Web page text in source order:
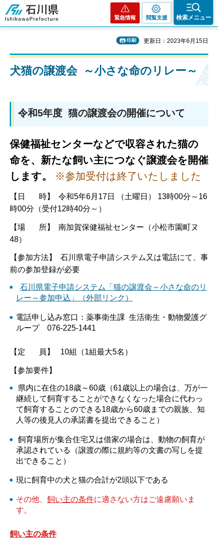
石川県
緊急情報 閲覧支援 検索メニュー
印刷 更新日：2023年6月15日
犬猫の譲渡会 ～小さな命のリレー～
令和5年度 猫の譲渡会の開催について
保健福祉センターなどで収容された猫の
命を、 新たな飼い主につなぐ譲渡会を開催
します。
※参加受付は終了いたしました
【日 時】 令和5年6月17日 （土曜日） 13時00分～16
時00分（受付12時40分～）
【場 所】 南加賀保健福祉センター（小松市園町ヌ
48）
【参加方法】 石川県電子申請システム又は電話にて、事
前の参加登録が必要
石川県電子申請システム「猫の譲渡会～小さな命のリ
レー～参加申込」（外部リンク）
電話申し込み窓口：薬事衛生課 生活衛生・動物愛護グ
ループ 076-225-1441
【定 員】 10組（1組最大5名）
【参加要件】
県内に在住の18歳～60歳（61歳以上の場合は、万が一
継続して飼育することができなくなった場合に代わっ
て飼育することのできる18歳から60歳までの親族、知
人等の後見人の承諾書を提出できること）
飼育場所が集合住宅又は借家の場合は、動物の飼育が
承認されている（譲渡の際に規約等の文書の写しを提
出できること）
現に飼育中の犬と猫の合計が2頭以下である
その他、 飼い主の条件に適さない方はご遠慮願いま
す。
飼い主の条件